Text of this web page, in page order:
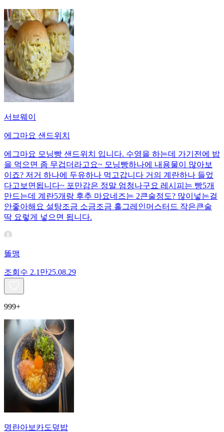
서브웨이
에그마요 샌드위치
에그마요 모닝빵 샌드위치 입니다. 수영을 하는데 가기전에 밥
을 먹으면 좀 무겁더라고요~ 모닝빵하나에 내용물이 많아보
이죠? 저거 하나에 두유하나 먹고갑니다 거의 계란하나 들었
다고보면됩니다~ 포만감은 정말 엄청나구요 레시피는 빵5개
만드는데 계란5개랑 후추 마요네즈는 2큰술정도? 많이넣는걸
안좋아해요 설탕조금 소금조금 홀그레인머스터드 작은큰술
딱 요렇게 넣으면 됩니다.
똘맹
조회수 2.1만25.08.29
999+
명란아보카도덮밥